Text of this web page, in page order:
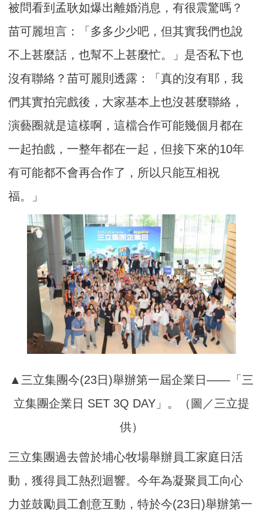
被問看到孟耿如爆出離婚消息，有很震驚嗎？
苗可麗坦言：「多多少少吧，但其實我們也說
不上甚麼話，也幫不上甚麼忙。」是否私下也
沒有聯絡？苗可麗則透露：「真的沒有耶，我
們其實拍完戲後，大家基本上也沒甚麼聯絡，
演藝圈就是這樣啊，這檔合作可能幾個月都在
一起拍戲，一整年都在一起，但接下來的10年
有可能都不會再合作了，所以只能互相祝
福。」
▲三立集團今(23日)舉辦第一屆企業日——「三
立集團企業日 SET 3Q DAY」。（圖／三立提
供）
三立集團過去曾於埔心牧場舉辦員工家庭日活
動，獲得員工熱烈迴響。今年為凝聚員工向心
力並鼓勵員工創意互動，特於今(23日)舉辦第一